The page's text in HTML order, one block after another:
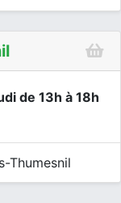
de 13h à 18h
Thumesnil